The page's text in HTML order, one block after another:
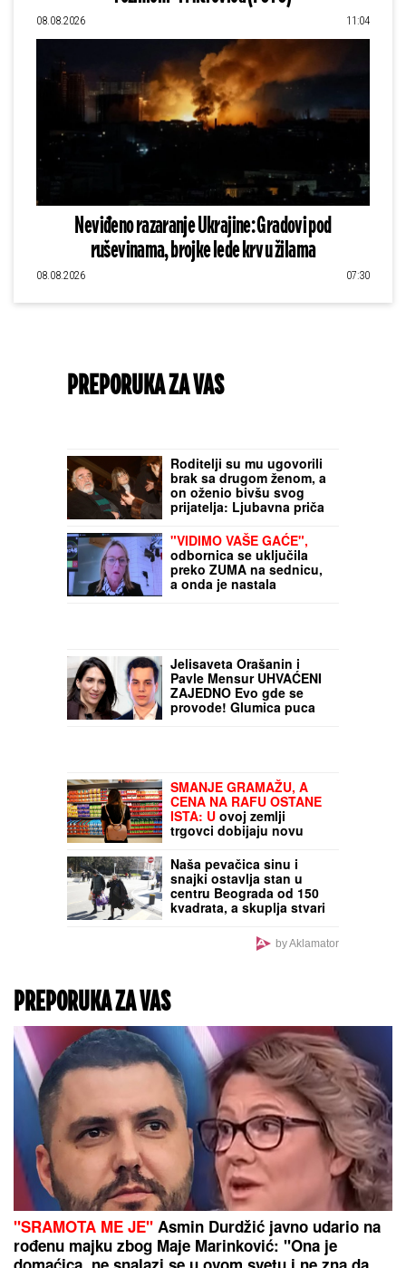
08.08.2026 11:04
Neviđeno razaranje Ukrajine: Gradovi pod
ruševinama, brojke lede krv u žilama
08.08.2026 07:30
PREPORUKA ZA VAS
Roditelji su mu ugovorili
brak sa drugom ženom, a
on oženio bivšu svog
prijatelja: Ljubavna priča
a onda je nastala
haotična situacija:
Sileuta pod tušem
dodatno zapržila čorbu
Jelisaveta Orašanin i
Pavle Mensur UHVAĆENI
ZAJEDNO Evo gde se
provode! Glumica puca
od sreće pored 11 godina
mlađeg